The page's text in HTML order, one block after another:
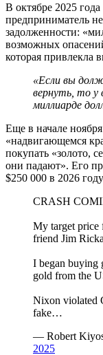
В октябре 2025 года
предприниматель
задолженности:
возможных
которая привлекла
«Если вы
вернуть, то у
миллиарде
Еще в начале
«надвигающемся
покупать «золото,
они падают». Его
$250 000 в 2026
CRASH
My target price
friend Jim
I began
gold from the
Nixon violated
fake…
— Robert
2025